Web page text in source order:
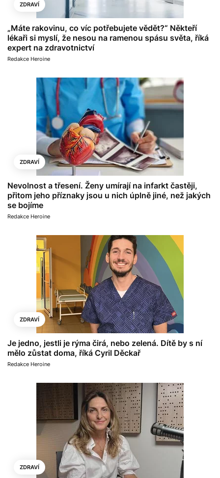
ZDRAVÍ
„Máte rakovinu, co víc potřebujete vědět?“ Někteří
lékaři si myslí, že nesou na ramenou spásu světa, říká
expert na zdravotnictví
Redakce Heroine
ZDRAVÍ
Nevolnost a třesení. Ženy umírají na infarkt častěji,
přitom jeho příznaky jsou u nich úplně jiné, než jakých
se bojíme
Redakce Heroine
ZDRAVÍ
Je jedno, jestli je rýma čirá, nebo zelená. Dítě by s ní
mělo zůstat doma, říká Cyril Děckař
Redakce Heroine
ZDRAVÍ